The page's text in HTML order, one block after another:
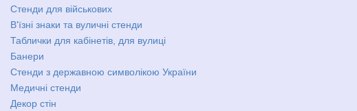
Стенди для військових
В'їзні знаки та вуличні стенди
Таблички для кабінетів, для вулиці
Банери
Стенди з державною символікою України
Медичні стенди
Декор стін